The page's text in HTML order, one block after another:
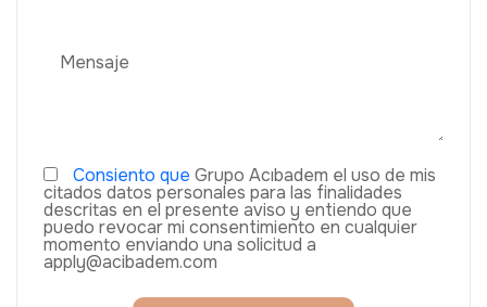
Consiento que Grupo Acıbadem el uso de mis
citados datos personales para las finalidades
descritas en el presente aviso y entiendo que
puedo revocar mi consentimiento en cualquier
momento enviando una solicitud a
apply@acibadem.com